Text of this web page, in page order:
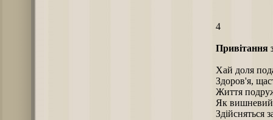
4
Привітання
Хай доля
Здоров'я,
Життя
Як вишневий
Здійсняться